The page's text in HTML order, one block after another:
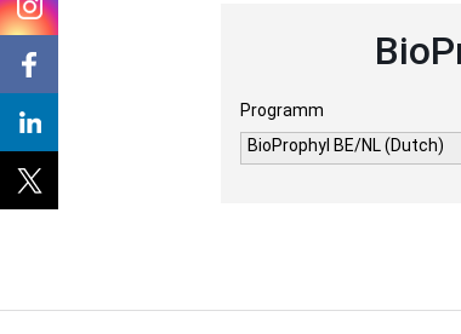
Programm
BioProphyl BE/NL (Dutch)